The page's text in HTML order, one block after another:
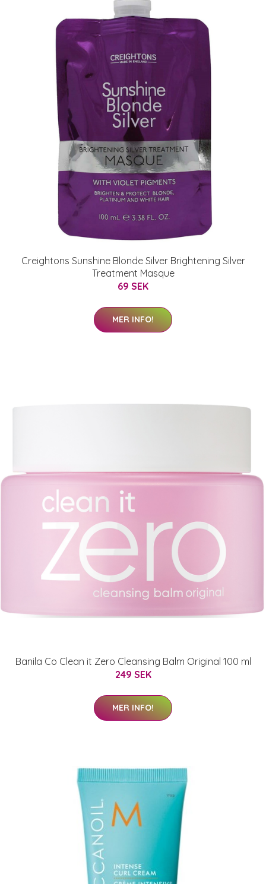
Creightons Sunshine Blonde Silver Brightening Silver
Treatment Masque
69 SEK
MER INFO!
Banila Co Clean it Zero Cleansing Balm Original 100 ml
249 SEK
MER INFO!